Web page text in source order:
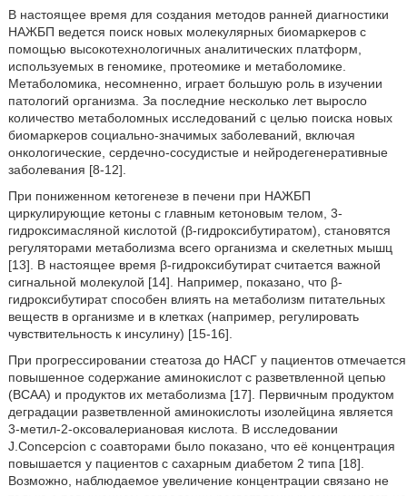
В настоящее время для создания методов ранней диагностики
НАЖБП ведется поиск новых молекулярных биомаркеров с
помощью высокотехнологичных аналитических платформ,
используемых в геномике, протеомике и метаболомике.
Метаболомика, несомненно, играет большую роль в изучении
патологий организма. За последние несколько лет выросло
количество метаболомных исследований с целью поиска новых
биомаркеров социально-значимых заболеваний, включая
онкологические, сердечно-сосудистые и нейродегенеративные
заболевания [8-12].
При пониженном кетогенезе в печени при НАЖБП
циркулирующие кетоны с главным кетоновым телом, 3-
гидроксимасляной кислотой (β-гидроксибутиратом), становятся
регуляторами метаболизма всего организма и скелетных мышц
[13]. В настоящее время β-гидроксибутират считается важной
сигнальной молекулой [14]. Например, показано, что β-
гидроксибутират способен влиять на метаболизм питательных
веществ в организме и в клетках (например, регулировать
чувствительность к инсулину) [15-16].
При прогрессировании стеатоза до НАСГ у пациентов отмечается
повышенное содержание аминокислот с разветвленной цепью
(BCAA) и продуктов их метаболизма [17]. Первичным продуктом
деградации разветвленной аминокислоты изолейцина является
3-метил-2-оксовалериановая кислота. В исследовании
J.Concepcion с соавторами было показано, что её концентрация
повышается у пациентов с сахарным диабетом 2 типа [18].
Возможно, наблюдаемое увеличение концентрации связано не